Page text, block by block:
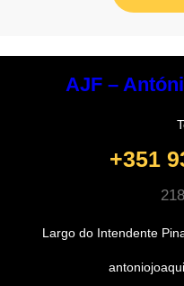
AJF –
+351
Largo do Intendente